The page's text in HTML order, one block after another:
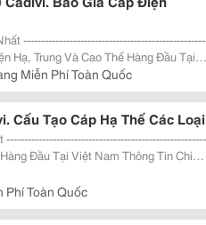
Báo Giá Cập Nhật Mới Nhất Của C
Miễn Phí Toàn Quốc
Cấu Tạo Cáp Hạ Thế Các Loại
Tại Việt Nam Thông Tin Chi
Phí Toàn Quốc